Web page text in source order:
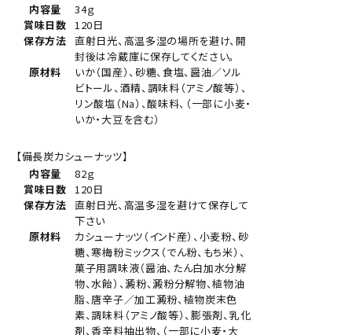
内容量
34ｇ
賞味日数
120日
保存方法 直射日光、高温多湿の場所を避け、開
封後は冷蔵庫に保存してください。
原材料
いか（国産）、砂糖、食塩、醤油／ソル
ビトール、酒精、調味料（アミノ酸等）、
リン酸塩（Na）、酸味料、（一部に小麦・
いか・大豆を含む）
【備長炭カシューナッツ】
内容量
82ｇ
賞味日数
120日
保存方法 直射日光、高温多湿を避けて保存して
下さい
原材料
カシューナッツ（インド産）、小麦粉、砂
糖、寒梅粉ミックス（でん粉、もち米）、
菓子用調味液（醤油、たん白加水分解
物、水飴）、澱粉、澱粉分解物、植物油
脂、唐辛子／加工澱粉、植物炭末色
素、調味料（アミノ酸等）、膨張剤、乳化
剤、香辛料抽出物、（一部に小麦・大